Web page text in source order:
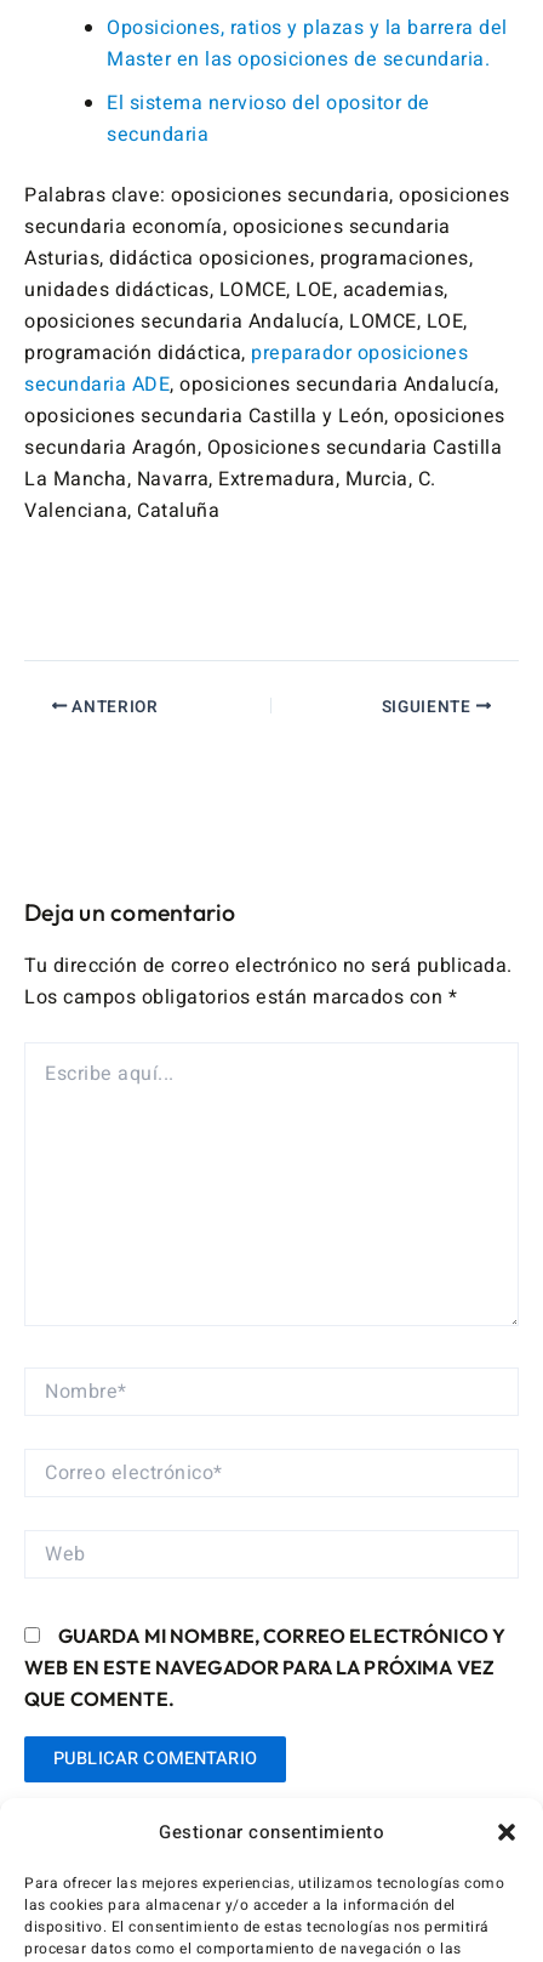
Gestionar consentimiento
Para ofrecer las mejores experiencias, utilizamos tecnologías como
las cookies para almacenar y/o acceder a la información del
dispositivo. El consentimiento de estas tecnologías nos permitirá
procesar datos como el comportamiento de navegación o las
Oposiciones, ratios y plazas y la barrera del
Master en las oposiciones de secundaria.
El sistema nervioso del opositor de
secundaria
Palabras clave: oposiciones secundaria, oposiciones
secundaria economía, oposiciones secundaria
Asturias, didáctica oposiciones, programaciones,
unidades didácticas, LOMCE, LOE, academias,
oposiciones secundaria Andalucía, LOMCE, LOE,
programación didáctica, preparador oposiciones
secundaria ADE, oposiciones secundaria Andalucía,
oposiciones secundaria Castilla y León, oposiciones
secundaria Aragón, Oposiciones secundaria Castilla
La Mancha, Navarra, Extremadura, Murcia, C.
Valenciana, Cataluña
ANTERIOR SIGUIENTE
Deja un comentario
Tu dirección de correo electrónico no será publicada.
Los campos obligatorios están marcados con *
AQUÍ...
NOMBRE*
CORREO
WEB
GUARDA MI NOMBRE, CORREO ELECTRÓNICO Y
WEB EN ESTE NAVEGADOR PARA LA PRÓXIMA VEZ
QUE COMENTE.